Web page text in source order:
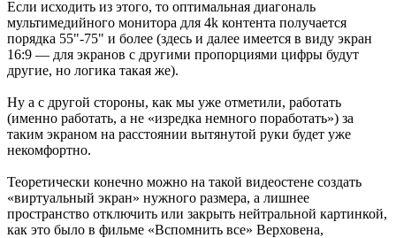
Если исходить из этого, то оптимальная диагональ
мультимедийного монитора для 4k контента получается
порядка 55"-75" и более (здесь и далее имеется в виду экран
16:9 — для экранов с другими пропорциями цифры будут
другие, но логика такая же).
Ну а с другой стороны, как мы уже отметили, работать
(именно работать, а не «изредка немного поработать») за
таким экраном на расстоянии вытянутой руки будет уже
некомфортно.
Теоретически конечно можно на такой видеостене создать
«виртуальный экран» нужного размера, а лишнее
пространство отключить или закрыть нейтральной картинкой,
как это было в фильме «Вспомнить все» Верховена,